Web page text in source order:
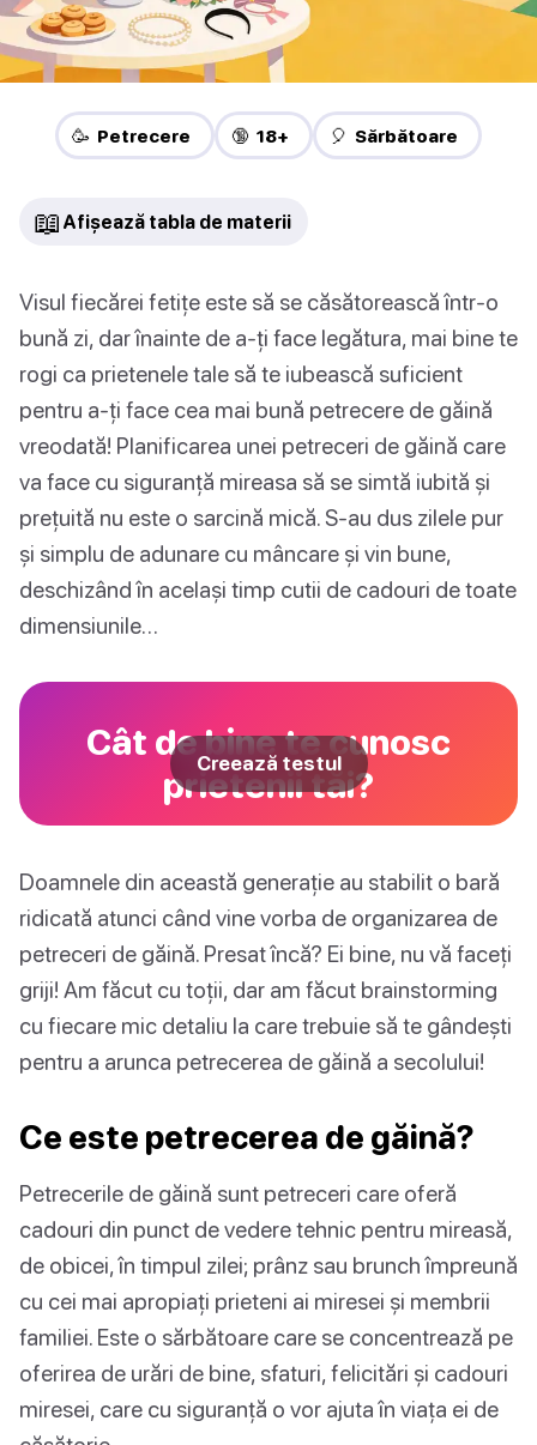
🥳 Petrecere 🔞 18+ 🎈 Sărbătoare
📖 Afișează tabla de materii
Visul fiecărei fetițe este să se căsătorească într-o
bună zi, dar înainte de a-ți face legătura, mai bine te
rogi ca prietenele tale să te iubească suficient
pentru a-ți face cea mai bună petrecere de găină
vreodată! Planificarea unei petreceri de găină care
va face cu siguranță mireasa să se simtă iubită și
prețuită nu este o sarcină mică. S-au dus zilele pur
și simplu de adunare cu mâncare și vin bune,
deschizând în același timp cutii de cadouri de toate
dimensiunile…
Cât de bine te cunosc
prietenii tăi?
Creează testul
Doamnele din această generație au stabilit o bară
ridicată atunci când vine vorba de organizarea de
petreceri de găină. Presat încă? Ei bine, nu vă faceți
griji! Am făcut cu toții, dar am făcut brainstorming
cu fiecare mic detaliu la care trebuie să te gândești
pentru a arunca petrecerea de găină a secolului!
Ce este petrecerea de găină?
Petrecerile de găină sunt petreceri care oferă
cadouri din punct de vedere tehnic pentru mireasă,
de obicei, în timpul zilei; prânz sau brunch împreună
cu cei mai apropiați prieteni ai miresei și membrii
familiei. Este o sărbătoare care se concentrează pe
oferirea de urări de bine, sfaturi, felicitări și cadouri
miresei, care cu siguranță o vor ajuta în viața ei de